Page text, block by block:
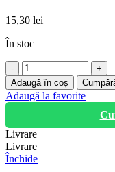
15,30 lei
În stoc
Cantitate
Set
de
chei
hexagonale,
cu
brat
lung,
Adaugă în coș
Adaugă la favorite
Livrare
Livrare
Închide